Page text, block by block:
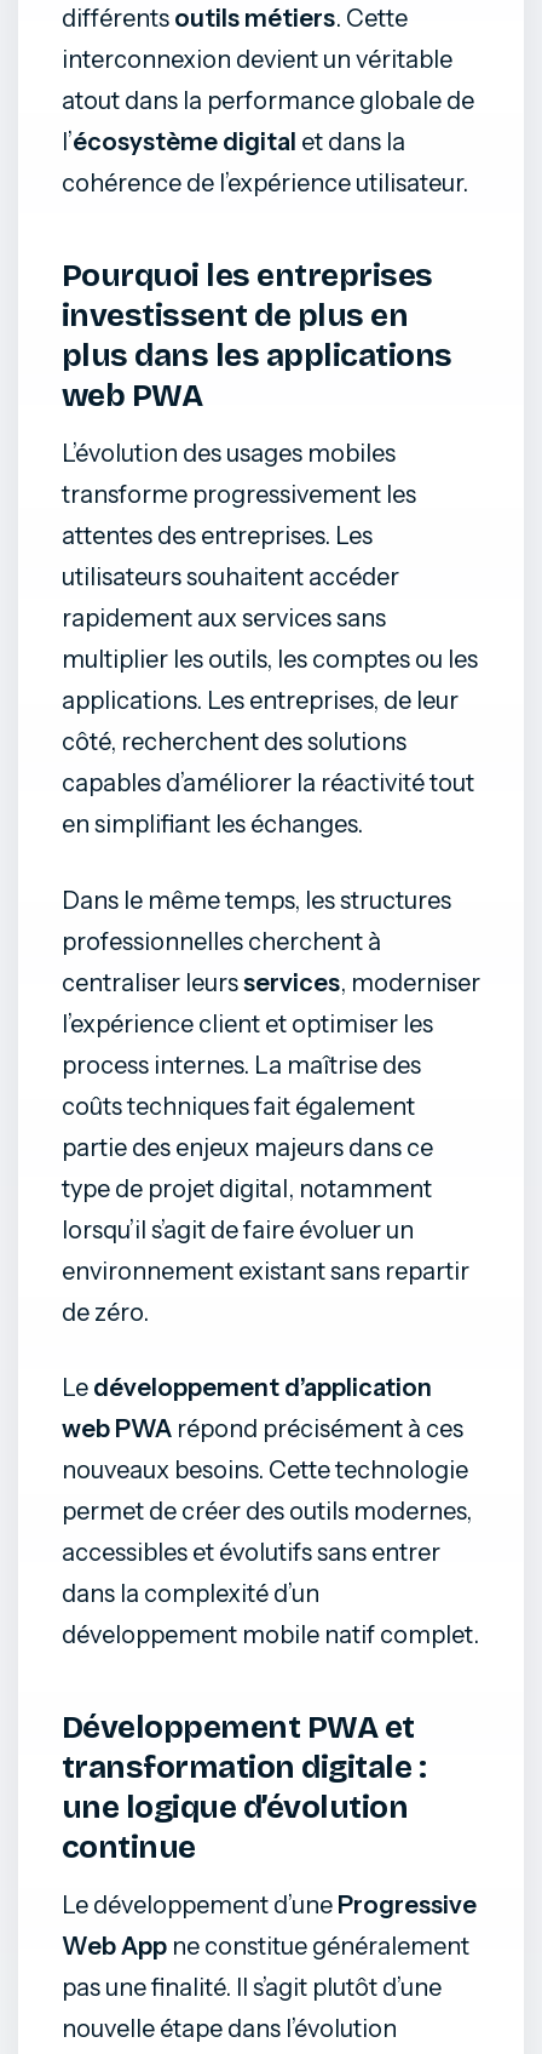
différents outils métiers. Cette
interconnexion devient un véritable
atout dans la performance globale de
l’écosystème digital et dans la
cohérence de l’expérience utilisateur.
Pourquoi les entreprises
investissent de plus en
plus dans les applications
web PWA
L’évolution des usages mobiles
transforme progressivement les
attentes des entreprises. Les
utilisateurs souhaitent accéder
rapidement aux services sans
multiplier les outils, les comptes ou les
applications. Les entreprises, de leur
côté, recherchent des solutions
capables d’améliorer la réactivité tout
en simplifiant les échanges.
Dans le même temps, les structures
professionnelles cherchent à
centraliser leursservices, moderniser
l’expérience client et optimiser les
process internes. La maîtrise des
coûts techniques fait également
partie des enjeux majeurs dans ce
type de projet digital, notamment
lorsqu’il s’agit de faire évoluer un
environnement existant sans repartir
de zéro.
Le développement d’application
web PWA répond précisément à ces
nouveaux besoins. Cette technologie
permet de créer des outils modernes,
accessibles et évolutifs sans entrer
dans la complexité d’un
développement mobile natif complet.
Développement PWA et
transformation digitale :
une logique d’évolution
continue
Le développement d’une Progressive
Web App ne constitue généralement
pas une finalité. Il s’agit plutôt d’une
nouvelle étape dans l’évolution